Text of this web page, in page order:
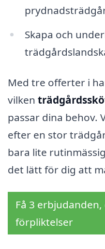
Skapa och
Med tre offerter i
vilken
passar dina behov.
efter en stor
bara lite
det lätt för dig att
Få 3
förpliktelser